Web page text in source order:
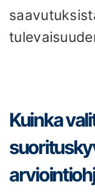
Kuinka